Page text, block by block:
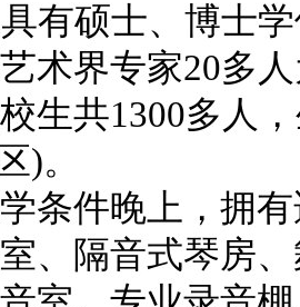
有硕士、博士
术界专家20多
生共1300多人
)。
件晚上，拥有
、隔音式琴房